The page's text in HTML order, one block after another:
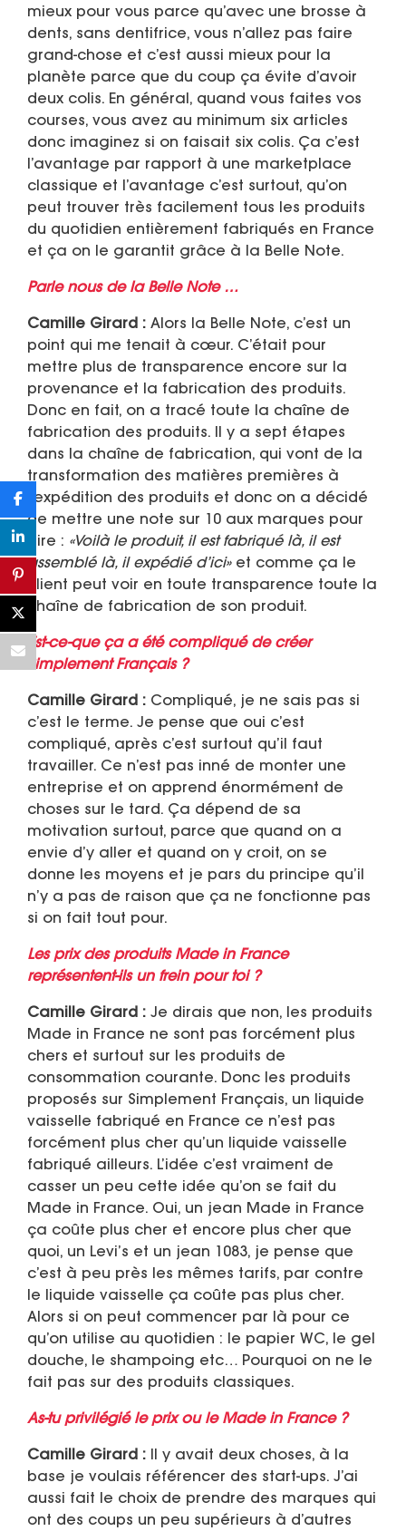
mieux pour vous parce qu’avec une brosse à
dents, sans dentifrice, vous n’allez pas faire
grand-chose et c’est aussi mieux pour la
planète parce que du coup ça évite d’avoir
deux colis. En général, quand vous faites vos
courses, vous avez au minimum six articles
donc imaginez si on faisait six colis. Ça c’est
l’avantage par rapport à une marketplace
classique et l’avantage c’est surtout, qu’on
peut trouver très facilement tous les produits
du quotidien entièrement fabriqués en France
et ça on le garantit grâce à la Belle Note.
Parle nous de la Belle Note …
Camille Girard : Alors la Belle Note, c’est un
point qui me tenait à cœur. C’était pour
mettre plus de transparence encore sur la
provenance et la fabrication des produits.
Donc en fait, on a tracé toute la chaîne de
fabrication des produits. Il y a sept étapes
dans la chaîne de fabrication, qui vont de la
transformation des matières premières à
l’expédition des produits et donc on a décidé
de mettre une note sur 10 aux marques pour
dire : «Voilà le produit, il est fabriqué là, il est
assemblé là, il expédié d’ici»et comme ça le
client peut voir en toute transparence toute la
chaîne de fabrication de son produit.
Est-ce-que ça a été compliqué de créer
Simplement Français ?
Camille Girard : Compliqué, je ne sais pas si
c’est le terme. Je pense que oui c’est
compliqué, après c’est surtout qu’il faut
travailler. Ce n’est pas inné de monter une
entreprise et on apprend énormément de
choses sur le tard. Ça dépend de sa
motivation surtout, parce que quand on a
envie d’y aller et quand on y croit, on se
donne les moyens et je pars du principe qu’il
n’y a pas de raison que ça ne fonctionne pas
si on fait tout pour.
Les prix des produits Made in France
représentent-ils un frein pour toi ?
Camille Girard : Je dirais que non, les produits
Made in France ne sont pas forcément plus
chers et surtout sur les produits de
consommation courante. Donc les produits
proposés sur Simplement Français, un liquide
vaisselle fabriqué en France ce n’est pas
forcément plus cher qu’un liquide vaisselle
fabriqué ailleurs. L’idée c’est vraiment de
casser un peu cette idée qu’on se fait du
Made in France. Oui, un jean Made in France
ça coûte plus cher et encore plus cher que
quoi, un Levi’s et un jean 1083, je pense que
c’est à peu près les mêmes tarifs, par contre
le liquide vaisselle ça coûte pas plus cher.
Alors si on peut commencer par là pour ce
qu’on utilise au quotidien : le papier WC, le gel
douche, le shampoing etc… Pourquoi on ne le
fait pas sur des produits classiques.
As-tu privilégié le prix ou le Made in France ?
Camille Girard : Il y avait deux choses, à la
base je voulais référencer des start-ups. J’ai
aussi fait le choix de prendre des marques qui
ont des coups un peu supérieurs à d’autres